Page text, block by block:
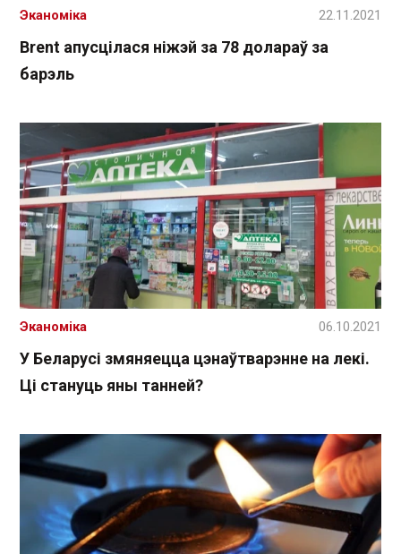
Brent апусцілася ніжэй за 78 долараў за
барэль
Эканоміка 22.11.2021
У Беларусі змяняецца цэнаўтварэнне на лекі.
Ці стануць яны танней?
Эканоміка 06.10.2021